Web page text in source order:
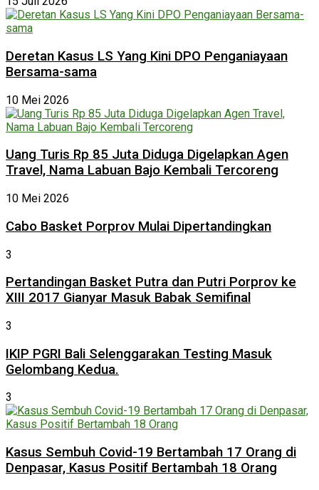
Deretan Kasus LS Yang Kini DPO Penganiayaan
Bersama-sama
10 Mei 2026
Uang Turis Rp 85 Juta Diduga Digelapkan Agen
Travel, Nama Labuan Bajo Kembali Tercoreng
10 Mei 2026
Cabo Basket Porprov Mulai Dipertandingkan
3
Pertandingan Basket Putra dan Putri Porprov ke
XIII 2017 Gianyar Masuk Babak Semifinal
3
IKIP PGRI Bali Selenggarakan Testing Masuk
Gelombang Kedua.
3
Kasus Sembuh Covid-19 Bertambah 17 Orang di
Denpasar, Kasus Positif Bertambah 18 Orang